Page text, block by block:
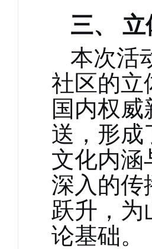
三、
立
本次活
社区的立
国内权
送，形成
文化内涵
深入的传
跃升，为
论基础。